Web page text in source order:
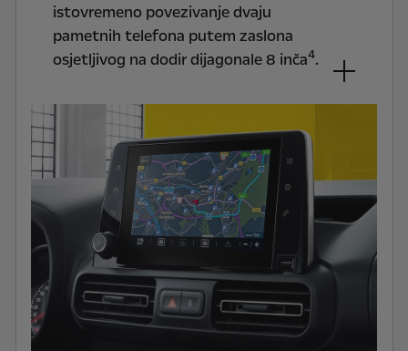
istovremeno povezivanje dvaju
pametnih telefona putem zaslona
osjetljivog na dodir dijagonale 8 inča4.